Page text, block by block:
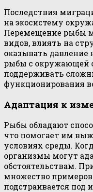
Последствия
на экосистему
Перемещение рыбы
видов, влиять на
оказывать давление
рыбы с окружающей
поддерживать
функционирования
Адаптация к
Рыбы обладают
что помогает им
условиях среды.
организмы могут
обстоятельствам.
множество примеров
подстраивается под